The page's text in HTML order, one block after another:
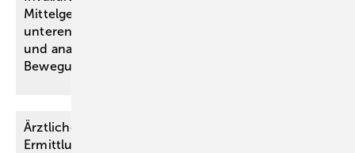
Mittelgelenkversteifungen an oberen und
unteren ­Extremitäten anhand einer simulativen
und analytischen Untersuchung des
Bewegungsraumes
Ärztliches Verhalten im strafrechtlichen
Ermittlungsverfahren